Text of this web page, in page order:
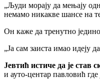
„Људи мораjу да мењаjу
немамо никакве шансе на
Он каже да тренутно
„Ја сам заиста имао идеjу
Јевтић истиче да jе став
и ауто-центар павловић